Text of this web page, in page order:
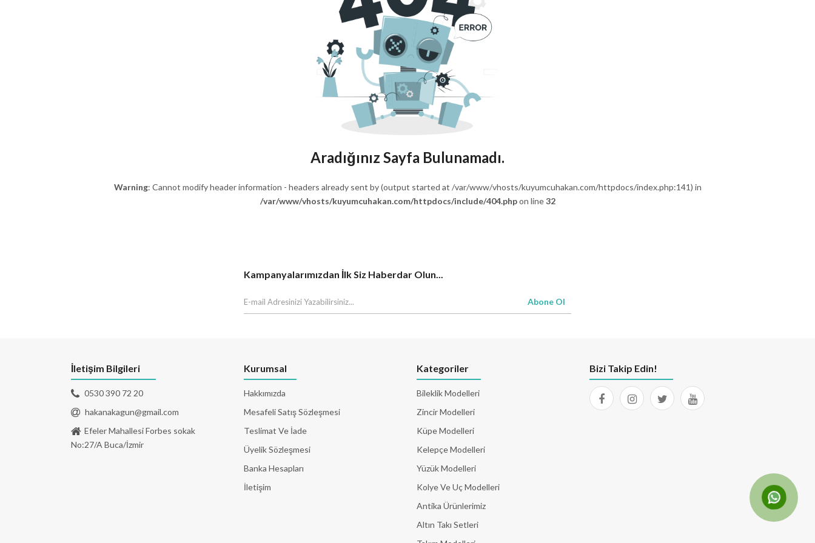
💕 Göz Kamaştıran Pırlanta Ürünlerde %50 İndirim 💕
Aradığınız Sayfa Bulunamadı.
Warning: Cannot modify header information - headers already sent by (output started at /var/www/vhosts/kuyumcuhakan.com/httpdocs/index.php:141) in
/var/www/vhosts/kuyumcuhakan.com/httpdocs/include/404.phpon line32
Kampanyalarımızdan İlk Siz Haberdar Olun...
Abone Ol
İletişim Bilgileri
0530 390 72 20
hakanakagun@gmail.com
Efeler Mahallesi Forbes sokak
No:27/A Buca/İzmir
Kurumsal
Hakkımızda
Mesafeli Satış Sözleşmesi
Teslimat Ve İade
Üyelik Sözleşmesi
Banka Hesapları
İletişim
Kategoriler
Bileklik Modelleri
Zincir Modelleri
Küpe Modelleri
Kelepçe Modelleri
Yüzük Modelleri
Kolye Ve Uç Modelleri
Antika Ürünlerimiz
Altın Takı Setleri
Bizi Takip Edin!